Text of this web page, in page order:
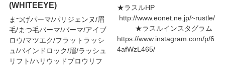
(WHITEEYE)
まつげパーマ/パリジェンヌ/眉
毛/まつ毛パーマ/パーマ/アイブ
ロウ/マツエク/フラットラッシ
ュ/バインドロック/眉/ラッシュ
リフト/ハリウッドブロウリフ
★ラスルHP
http://www.eonet.ne.jp/~rustle/
★ラスルインスタグラム
https://www.instagram.com/p/6
4afWzL465/